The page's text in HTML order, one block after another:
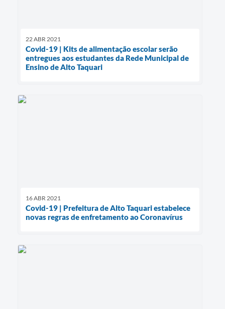
22 ABR 2021
Covid-19 | Kits de alimentação escolar serão
entregues aos estudantes da Rede Municipal de
Ensino de Alto Taquari
16 ABR 2021
Covid-19 | Prefeitura de Alto Taquari estabelece
novas regras de enfretamento ao Coronavírus